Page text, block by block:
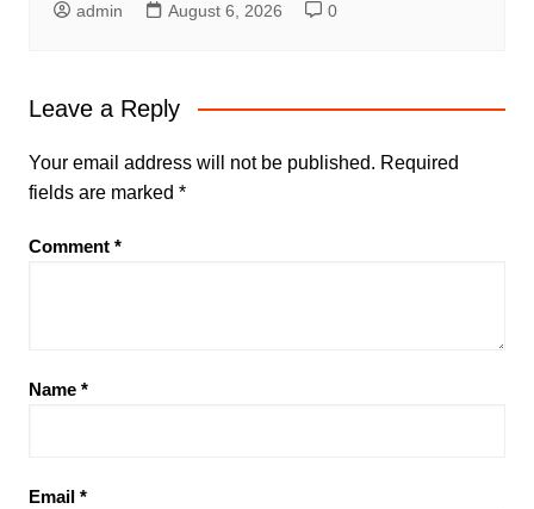
admin August 6, 2026 0
Leave a Reply
Your email address will not be published. Required
fields are marked *
Comment *
Name *
Email *